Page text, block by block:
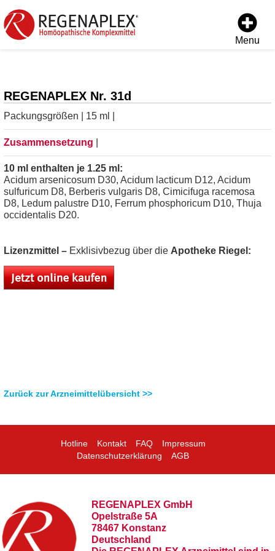
Menu
REGENAPLEX Nr. 31d
Packungsgrößen | 15 ml |
Zusammensetzung
10 ml enthalten je 1.25 ml:
Acidum arsenicosum D30, Acidum lacticum D12, Acidum
sulfuricum D8, Berberis vulgaris D8, Cimicifuga racemosa
D8, Ledum palustre D10, Ferrum phosphoricum D10, Thuja
occidentalis D20.
Lizenzmittel – Exklisivbezug über die Apotheke Riegel:
Zurück zur Arzneimittelübersicht >>
Hotline Kontakt FAQ
Impressum
Datenschutzerklärung
AGB
REGENAPLEX GmbH
Opelstraße 5A
78467 Konstanz
Deutschland